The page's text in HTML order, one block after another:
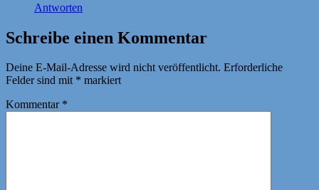
Antworten
Schreibe einen Kommentar
Deine E-Mail-Adresse wird nicht veröffentlicht. Erforderliche
Felder sind mit * markiert
Kommentar *